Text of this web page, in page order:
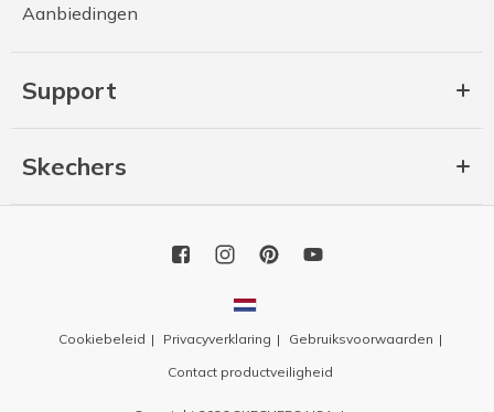
Aanbiedingen
Support
Skechers
Cookiebeleid Privacyverklaring
Gebruiksvoorwaarden
Contact productveiligheid